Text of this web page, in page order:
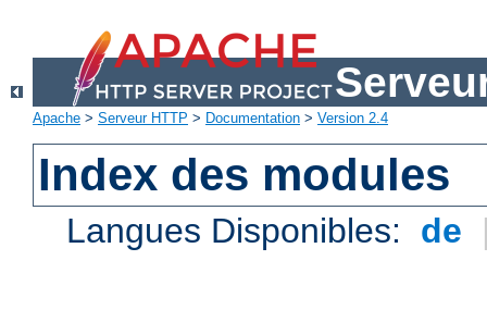
Apache > Serveur HTTP > Documentation > Version 2.4
Index des modules
Langues Disponibles: de